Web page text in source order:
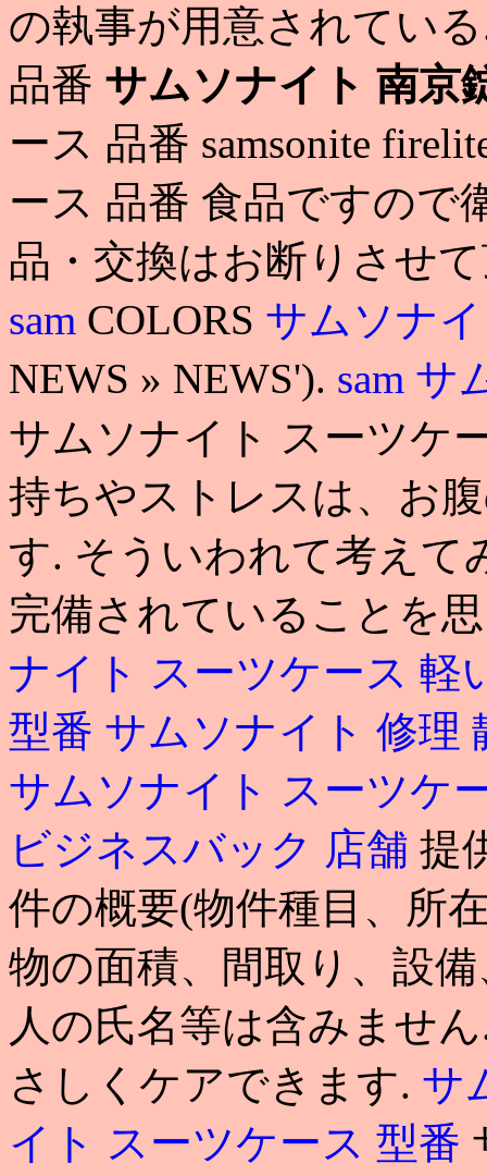
の執事が用意されてい
品番 サムソナイト 南京
ース 品番 samsonite
ース 品番 食品ですので
品・交換はお断りさせ
sam COLORS サムソナ
NEWS » NEWS'). sam サ
サムソナイト スーツケ
持ちやストレスは、お
す. そういわれて考えて
完備されていることを
ナイト スーツケース 軽
型番 サムソナイト 修理
サムソナイト スーツケ
ビジネスバック 店舗 提
件の概要(物件種目、所
物の面積、間取り、設
人の氏名等は含みませ
さしくケアできます. サ
イト スーツケース 型番